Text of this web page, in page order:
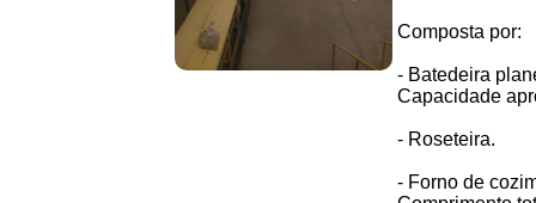
Composta por:
- Batedeira
Capacidade
- Roseteira.
- Forno de